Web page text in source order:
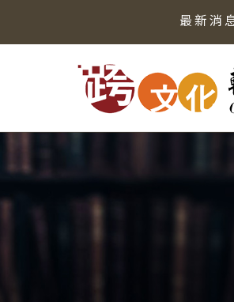
最新消